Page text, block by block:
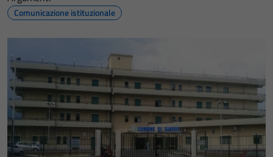
Comunicazione istituzionale